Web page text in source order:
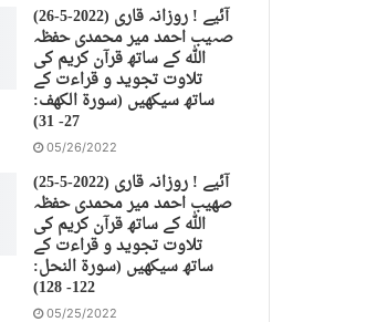
(26-5-2022) آئیے ! روزانہ قاری
صہیب احمد میر محمدی حفظہ
اللہ کے ساتھ قرآن کریم کی
تلاوت تجوید و قراءت کے
ساتھ سیکھیں (سورة الكهف:
27- 31)
05/26/2022
(25-5-2022) آئیے ! روزانہ قاری
صهیب احمد میر محمدی حفظہ
اللہ کے ساتھ قرآن کریم کی
تلاوت تجوید و قراءت کے
ساتھ سیکھیں (سورة النحل:
122- 128)
05/25/2022